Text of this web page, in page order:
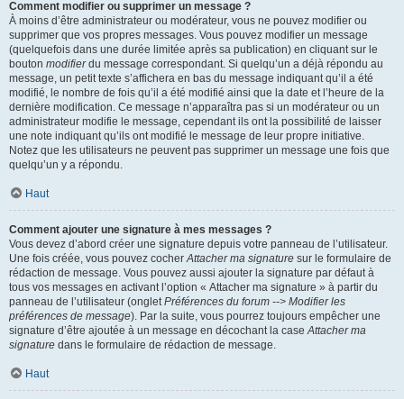
Comment modifier ou supprimer un message ?
À moins d’être administrateur ou modérateur, vous ne pouvez modifier ou
supprimer que vos propres messages. Vous pouvez modifier un message
(quelquefois dans une durée limitée après sa publication) en cliquant sur le
bouton modifierdu message correspondant. Si quelqu’un a déjà répondu au
message, un petit texte s’affichera en bas du message indiquant qu’il a été
modifié, le nombre de fois qu’il a été modifié ainsi que la date et l’heure de la
dernière modification. Ce message n’apparaîtra pas si un modérateur ou un
administrateur modifie le message, cependant ils ont la possibilité de laisser
une note indiquant qu’ils ont modifié le message de leur propre initiative.
Notez que les utilisateurs ne peuvent pas supprimer un message une fois que
quelqu’un y a répondu.
Haut
Comment ajouter une signature à mes messages ?
Vous devez d’abord créer une signature depuis votre panneau de l’utilisateur.
Une fois créée, vous pouvez cocherAttacher ma signature sur le formulaire de
rédaction de message. Vous pouvez aussi ajouter la signature par défaut à
tous vos messages en activant l’option « Attacher ma signature » à partir du
panneau de l’utilisateur (ongletPréférences du forum --> Modifier les
préférences de message). Par la suite, vous pourrez toujours empêcher une
signature d’être ajoutée à un message en décochant la caseAttacher ma
signature dans le formulaire de rédaction de message.
Haut